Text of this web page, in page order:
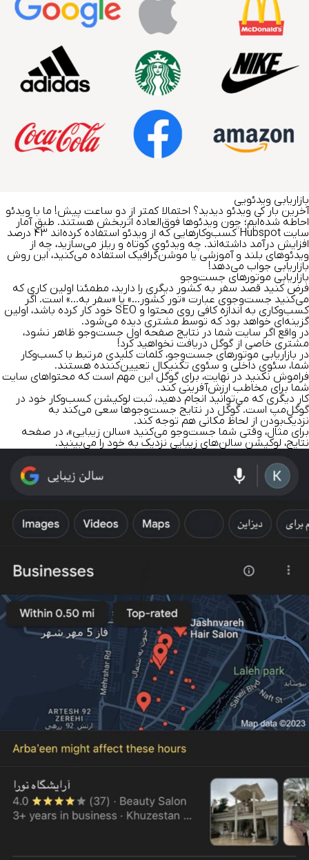
بازاریابی ویدئویی
آخرین بار کی ویدئو دیدید؟ احتمالا کمتر از دو ساعت پیش! ما با ویدئو‌
احاطه شده‌ایم؛ چون ویدئوها فوق‌العاده اثربخش‌ هستند. طبق آمار
سایت Hubspot
کسب‌وکارهایی که از ویدئو استفاده کرده‎‌اند 43 درصد
افزایش درآمد داشته‌اند. چه ویدئوی کوتاه و ریلز می‌سازید، چه از
ویدئو‌های بلند و آموزشی یا موشن‌گرافیک استفاده می‌کنید، این روش
بازاریابی جواب می‌دهد!
بازاریابی موتورهای جست‌وجو
فرض کنید قصد سفر به کشور دیگری را دارید، مطمئنا اولین کاری که
می‌کنید جست‌و‌جوی عبارت «تور کشور…» یا «سفر به…» است. اگر
کسب‌و‌کاری به اندازه کافی روی محتوا و SEO خود کار کرده باشد، اولین
گزینه‌ای خواهد بود که توسط مشتری دیده می‌شود.
در واقع اگر سایت شما در نتایج صفحه اول جست‌و‌جو ظاهر نشود،
مشتری خاصی از گوگل دریافت نخواهید کرد!
در بازاریابی موتورهای جست‌وجو، كلمات کلیدی مرتبط با کسب‌وکار
شما، سئوی داخلی و سئوی تکنیکال تعیین‌کننده هستند.
فراموش نکنید در نهایت، برای گوگل این مهم است که محتواهای سایت
شما برای مخاطب ارزش‌آفرینی کند.
کار دیگری که می‌توانید انجام دهید، ثبت لوکیشن کسب‌وکار خود در
گوگل‌مپ است. گوگل در نتایج جست‌وجوها سعی می‌کند به
نزدیک‌بودن از لحاظ مکانی هم توجه کند.
برای مثال، وقتی شما جست‌وجو می‌کنید «سالن زیبایی»، در صفحه
نتایج، لوکیشن سالن‌های زیبایی نزدیک به خود را می‌بینید.